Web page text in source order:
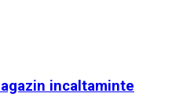
incaltaminte